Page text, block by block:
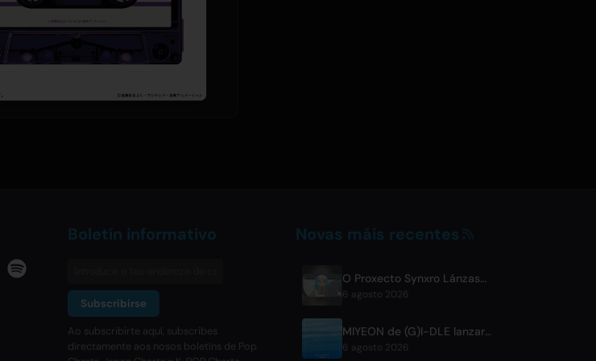
Boletín informativo
Subscribirse
Ao subscribirte aquí, subscribes
directamente aos nosos boletíns de Pop
Novas máis recentes
O Proxecto Synxro Lánzase para Crear Novo IP a partir de Aberturas de Anime Ficticias
6 agosto 2026
MIYEON de (G)I-DLE lanzará un novo sinxelo dixital xaponés 'RUN AWAY'
6 agosto 2026